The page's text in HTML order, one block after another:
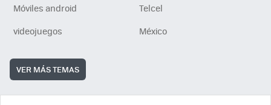
Móviles android
Telcel
videojuegos
México
VER MÁS TEMAS